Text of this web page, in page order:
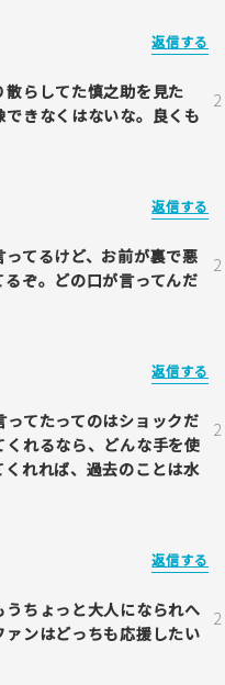
返信する
らしてた慎之助を見た
きなくはないな。良くも
返信する
てるけど、お前が裏で悪
ぞ。どの口が言ってんだ
返信する
てたってのはショックだ
れるなら、どんな手を使
れれば、過去のことは水
返信する
ちょっと大人になられへ
ンはどっちも応援したい